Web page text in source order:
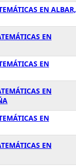
EN ALBAR,
EN
EN
EN
EN
EN